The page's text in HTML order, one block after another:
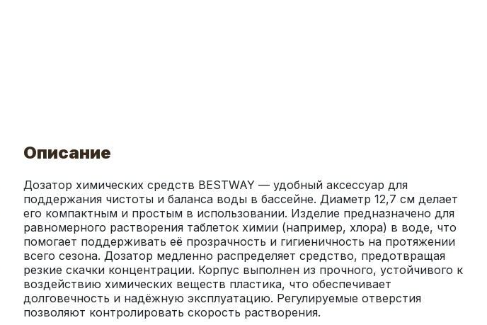
Описание
Дозатор химических средств BESTWAY — удобный аксессуар для
поддержания чистоты и баланса воды в бассейне. Диаметр 12,7 см делает
его компактным и простым в использовании. Изделие предназначено для
равномерного растворения таблеток химии (например, хлора) в воде, что
помогает поддерживать её прозрачность и гигиеничность на протяжении
всего сезона. Дозатор медленно распределяет средство, предотвращая
резкие скачки концентрации. Корпус выполнен из прочного, устойчивого к
воздействию химических веществ пластика, что обеспечивает
долговечность и надёжную эксплуатацию. Регулируемые отверстия
позволяют контролировать скорость растворения.